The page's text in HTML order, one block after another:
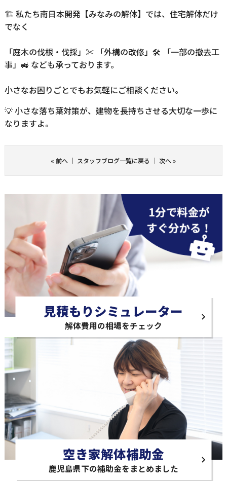
🏗️ 私たち南日本開発【みなみの解体】では、住宅解体だけ
でなく
「庭木の伐根・伐採」✂️ 「外構の改修」🛠️ 「一部の撤去工
事」🚜 なども承っております。
小さなお困りごとでもお気軽にご相談ください。
💡 小さな落ち葉対策が、建物を長持ちさせる大切な一歩に
なりますよ。
« 前へ ｜ スタッフブログ一覧に戻る ｜次へ»
見積もりシミュレーター
解体費用の相場をチェック
空き家解体補助金
鹿児島県下の補助金をまとめました